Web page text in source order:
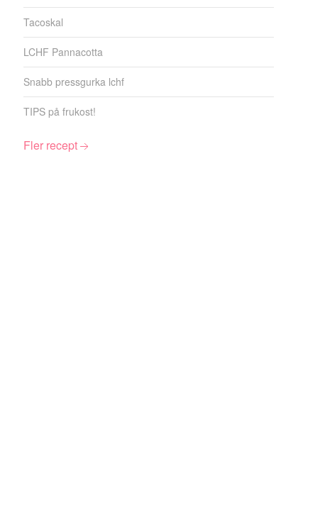
Tacoskal
LCHF Pannacotta
Snabb pressgurka lchf
TIPS på frukost!
Fler recept